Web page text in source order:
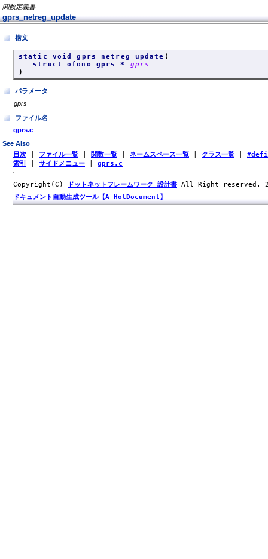
関数定義書
gprs_netreg_update
構文
static void gprs_netreg_update (
struct ofono_gprs * gprs
)
パラメータ
gprs
ファイル名
gprs.c
See Also
目次 ファイル一覧 関数一覧 ネームスペース一覧 クラス一覧
索引
サイドメニュー gprs.c
Copyright(C) ドットネットフレームワーク 設計書 All Right reserved.
ドキュメント自動生成ツール【A HotDocument】